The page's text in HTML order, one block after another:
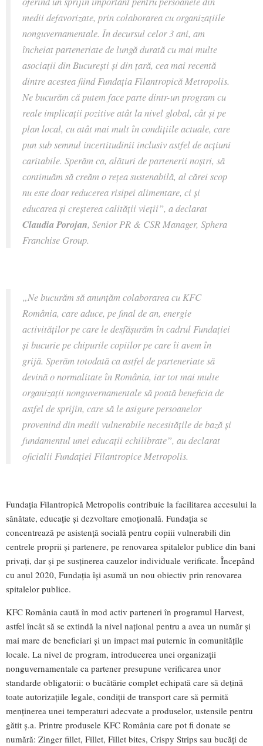
medii defavorizate, prin colaborarea cu organizațiile
nonguvernamentale. În decursul celor 3 ani, am
încheiat parteneriate de lungă durată cu mai multe
asociații din București și din țară, cea mai recentă
dintre acestea fiind Fundația Filantropică Metropolis.
Ne bucurăm că putem face parte dintr-un program cu
reale implicații pozitive atât la nivel global, cât și pe
plan local, cu atât mai mult în condițiile actuale, care
pun sub semnul incertitudinii inclusiv astfel de acțiuni
caritabile. Sperăm ca, alături de partenerii noștri, să
continuăm să creăm o rețea sustenabilă, al cărei scop
nu este doar reducerea risipei alimentare, ci și
educarea și creșterea calității vieții”, a declarat
Claudia Porojan, Senior PR & CSR Manager, Sphera
Franchise Group.
„Ne bucurăm să anunțăm colaborarea cu KFC
România, care aduce, pe final de an, energie
activităților pe care le desfășurăm în cadrul Fundației
și bucurie pe chipurile copiilor pe care îi avem în
grijă. Sperăm totodată ca astfel de parteneriate să
devină o normalitate în România, iar tot mai multe
organizații nonguvernamentale să poată beneficia de
astfel de sprijin, care să le asigure persoanelor
provenind din medii vulnerabile necesitățile de bază și
fundamentul unei educații echilibrate”, au declarat
oficialii Fundației Filantropice Metropolis.
Fundația Filantropică Metropolis contribuie la facilitarea accesului la
sănătate, educație și dezvoltare emoțională. Fundația se
concentrează pe asistență socială pentru copiii vulnerabili din
centrele proprii și partenere, pe renovarea spitalelor publice din bani
privați, dar și pe susținerea cauzelor individuale verificate. Începând
cu anul 2020, Fundația își asumă un nou obiectiv prin renovarea
spitalelor publice.
KFC România caută în mod activ parteneri în programul Harvest,
astfel încât să se extindă la nivel național pentru a avea un număr și
mai mare de beneficiari și un impact mai puternic în comunitățile
locale. La nivel de program, introducerea unei organizații
nonguvernamentale ca partener presupune verificarea unor
standarde obligatorii: o bucătărie complet echipată care să dețină
toate autorizațiile legale, condiții de transport care să permită
menținerea unei temperaturi adecvate a produselor, ustensile pentru
gătit ș.a. Printre produsele KFC România care pot fi donate se
numără: Zinger fillet, Fillet, Fillet bites, Crispy Strips sau bucăţi de